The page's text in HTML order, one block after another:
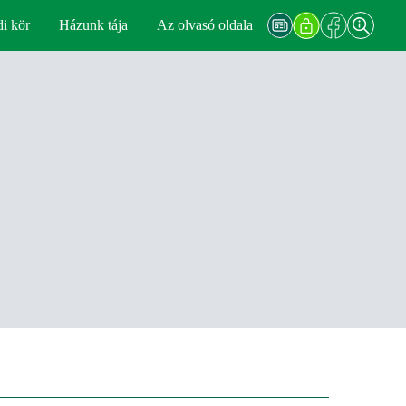
kör Házunk tája Az olvasó oldala